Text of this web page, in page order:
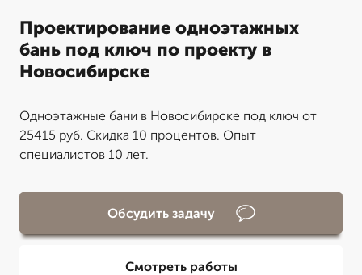
Проектирование одноэтажных
бань под ключ по проекту в
Новосибирске
Одноэтажные бани в Новосибирске под ключ от
25415 руб. Скидка 10 процентов. Опыт
специалистов 10 лет.
Обсудить задачу
Смотреть работы